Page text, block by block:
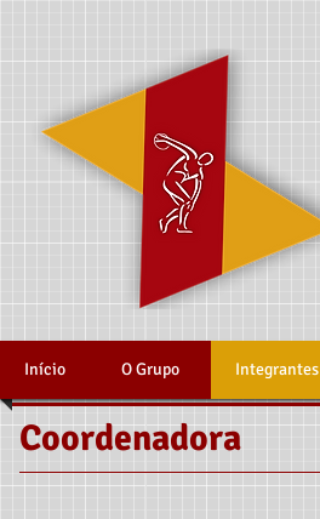
Início O Grupo Integrantes
Coordenadora